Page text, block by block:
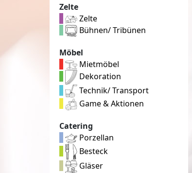
Zelte
Zelte
Bühnen/ Tribünen
Möbel
Mietmöbel
Dekoration
Technik/ Transport
Game & Aktionen
Catering
Porzellan
Besteck
Gläser